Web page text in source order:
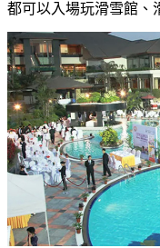
都可以入場玩滑雪館、